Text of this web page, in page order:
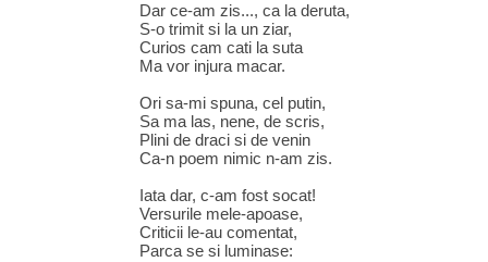
Dar ce-am zis..., ca la deruta,
S-o trimit si la un ziar,
Curios cam cati la suta
Ma vor injura macar.
Ori sa-mi spuna, cel putin,
Sa ma las, nene, de scris,
Plini de draci si de venin
Ca-n poem nimic n-am zis.
Iata dar, c-am fost socat!
Versurile mele-apoase,
Criticii le-au comentat,
Parca se si luminase: